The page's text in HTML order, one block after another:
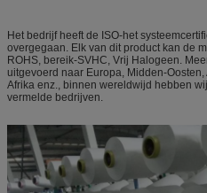
Het bedrijf heeft de ISO-het
overgegaan. Elk van dit product kan de
ROHS, bereik-SVHC, Vrij Halogeen.
uitgevoerd naar Europa, Midden-
Afrika enz., binnen wereldwijd hebben
vermelde bedrijven.